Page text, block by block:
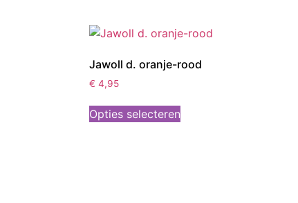
Jawoll d. oranje-rood
€ 4,95
Opties selecteren